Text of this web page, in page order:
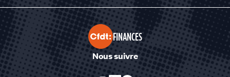
FINANCES
Nous suivre